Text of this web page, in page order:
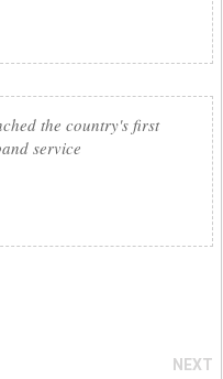
the country's first
service
NEXT